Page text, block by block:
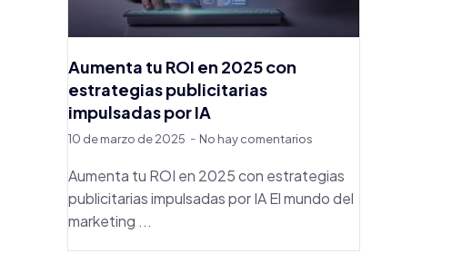
Aumenta tu ROI en 2025 con
estrategias publicitarias
impulsadas por IA
10 de marzo de 2025 No hay comentarios
Aumenta tu ROI en 2025 con estrategias
publicitarias impulsadas por IA El mundo del
marketing ...